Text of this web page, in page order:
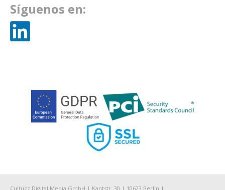
Síguenos en:
Cultuzz Digital Media GmbH | Kantstr. 30 | 10623 Berlin |